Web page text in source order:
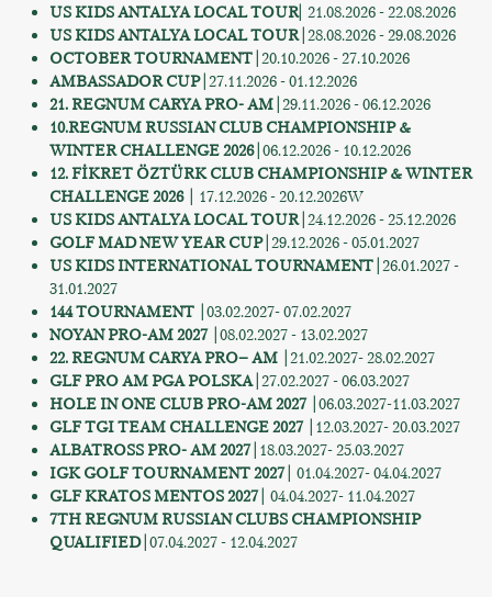
US KIDS ANTALYA LOCAL TOUR| 21.08.2026 - 22.08.2026
US KIDSANTALYA LOCAL TOUR 28.08.2026 - 29.08.2026
OCTOBER TOURNAMENT 20.10.2026 - 27.10.2026
AMBASSADOR CUP 27.11.2026 - 01.12.2026
21. REGNUM CARYA PRO- AM 29.11.2026 - 06.12.2026
10.REGNUM RUSSIAN CLUB CHAMPIONSHIP &
WINTER CHALLENGE 2026 | 06.12.2026 - 10.12.2026
12. FİKRET ÖZTÜRK CLUB CHAMPIONSHIP & WINTER
CHALLENGE2026 | 17.12.2026 - 20.12.2026W
US KIDS ANTALYA LOCAL TOUR 24.12.2026 - 25.12.2026
GOLF MAD NEW YEAR CUP| 29.12.2026 - 05.01.2027
US KIDS INTERNATIONAL TOURNAMENT 26.01.2027 -
31.01.2027
144 TOURNAMENT | 03.02.2027- 07.02.2027
NOYAN PRO-AM 2027 08.02.2027 - 13.02.2027
22. REGNUM CARYA PRO– AM 21.02.2027- 28.02.2027
GLF PRO AM PGA POLSKA 27.02.2027 - 06.03.2027
HOLE IN ONE CLUB PRO-AM 2027 06.03.2027-11.03.2027
GLF TGI TEAM CHALLENGE 2027 | 12.03.2027- 20.03.2027
ALBATROSS PRO- AM 2027| 18.03.2027- 25.03.2027
IGK GOLF TOURNAMENT 2027 | 01.04.2027- 04.04.2027
GLF KRATOS MENTOS 2027 | 04.04.2027- 11.04.2027
7TH REGNUM RUSSIAN CLUBS CHAMPIONSHIP
QUALIFIED 07.04.2027 - 12.04.2027